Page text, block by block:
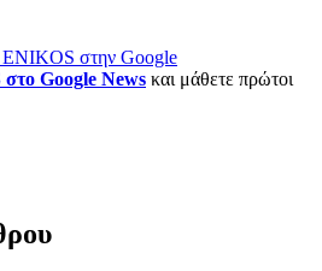
στην Google
Google News και μάθετε πρώτοι